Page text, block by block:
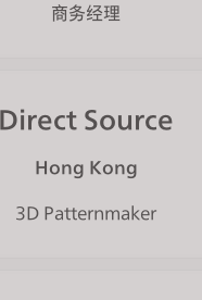
商务经理
Direct Source
Hong Kong
3D Patternmaker